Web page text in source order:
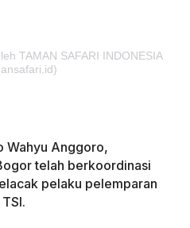
TAMAN SAFARI INDONESIA
Wahyu Anggoro,
telah berkoordinasi
pelaku pelemparan